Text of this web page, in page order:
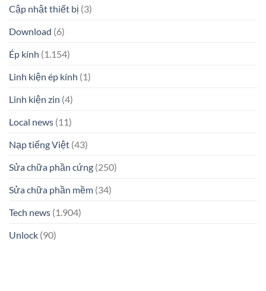
Cập nhật thiết bị (3)
Download (6)
Ép kính (1.154)
Linh kiện ép kính (1)
Linh kiện zin (4)
Local news (11)
Nạp tiếng Việt (43)
Sửa chữa phần cứng (250)
Sửa chữa phần mềm (34)
Tech news (1.904)
Unlock (90)